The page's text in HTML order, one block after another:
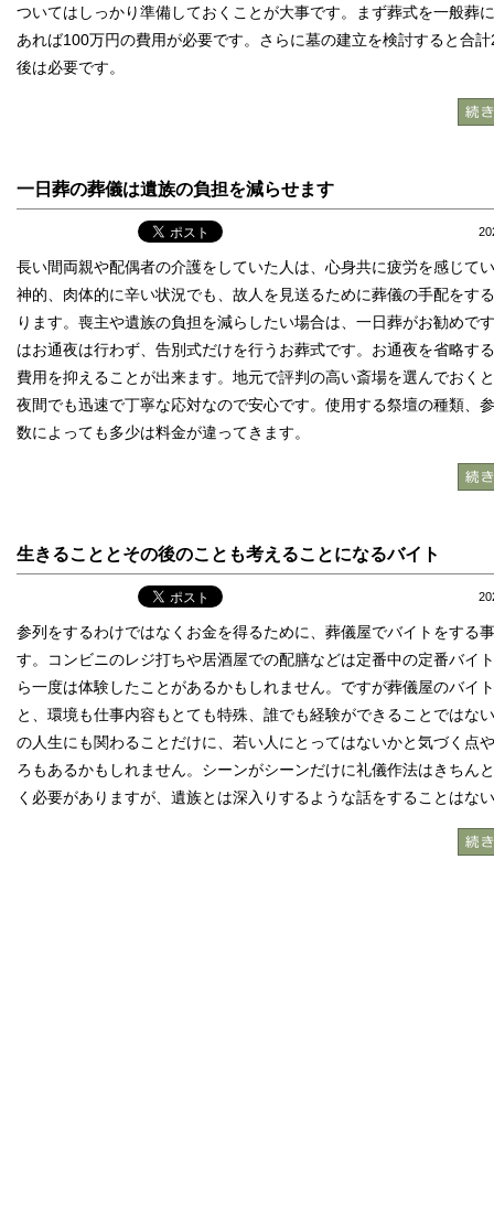
ついてはしっかり準備しておくことが大事です。まず葬式を一般葬
あれば100万円の費用が必要です。さらに墓の建立を検討すると合
後は必要です。
一日葬の葬儀は遺族の負担を減らせます
長い間両親や配偶者の介護をしていた人は、心身共に疲労を感じて
神的、肉体的に辛い状況でも、故人を見送るために葬儀の手配をす
ります。喪主や遺族の負担を減らしたい場合は、一日葬がお勧めで
はお通夜は行わず、告別式だけを行うお葬式です。お通夜を省略す
費用を抑えることが出来ます。地元で評判の高い斎場を選んでおく
夜間でも迅速で丁寧な応対なので安心です。使用する祭壇の種類、
数によっても多少は料金が違ってきます。
生きることとその後のことも考えることになるバイト
参列をするわけではなくお金を得るために、葬儀屋でバイトをする
す。コンビニのレジ打ちや居酒屋での配膳などは定番中の定番バイ
ら一度は体験したことがあるかもしれません。ですが葬儀屋のバイ
と、環境も仕事内容もとても特殊、誰でも経験ができることではな
の人生にも関わることだけに、若い人にとってはないかと気づく点
ろもあるかもしれません。シーンがシーンだけに礼儀作法はきちん
く必要がありますが、遺族とは深入りするような話をすることはな